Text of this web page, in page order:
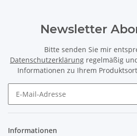
Newsletter
Bitte senden Sie mir
Datenschutzerklärung regelmäßig
Informationen zu Ihrem
Informationen